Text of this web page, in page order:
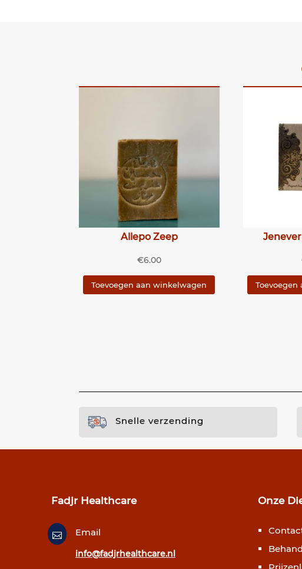
Allepo Zeep
€6.00
Toevoegen aan winkelwagen
Snelle verzending
Fadjr Healthcare
 Email
info@fadjrhealthcare.nl
Onze